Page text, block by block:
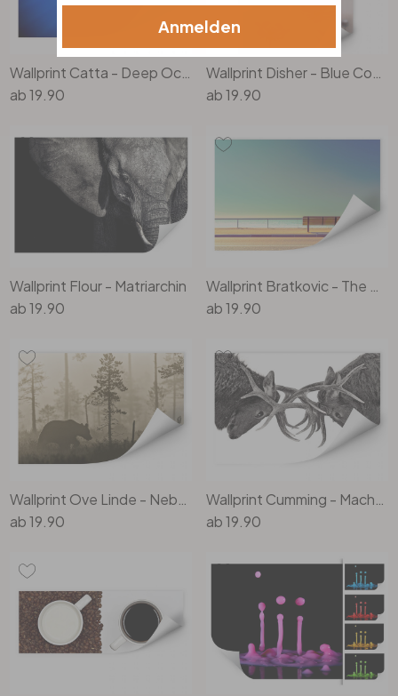
ab19.90
ab19.90
Wallprint Flour - Matriarchin
ab19.90
ab19.90
ab19.90
ab19.90
Anmelden